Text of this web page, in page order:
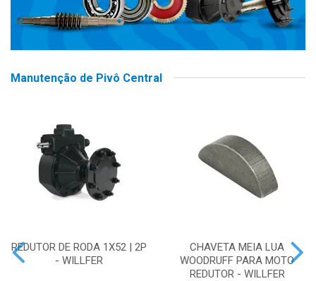
Manutenção de Pivô Central
REDUTOR DE RODA 1X52 | 2P
- WILLFER
CHAVETA MEIA LUA
WOODRUFF PARA MOTO
REDUTOR - WILLFER